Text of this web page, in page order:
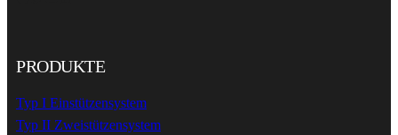
PRODUKTE
Typ I Einstützensystem
Typ II Zweistützensystem